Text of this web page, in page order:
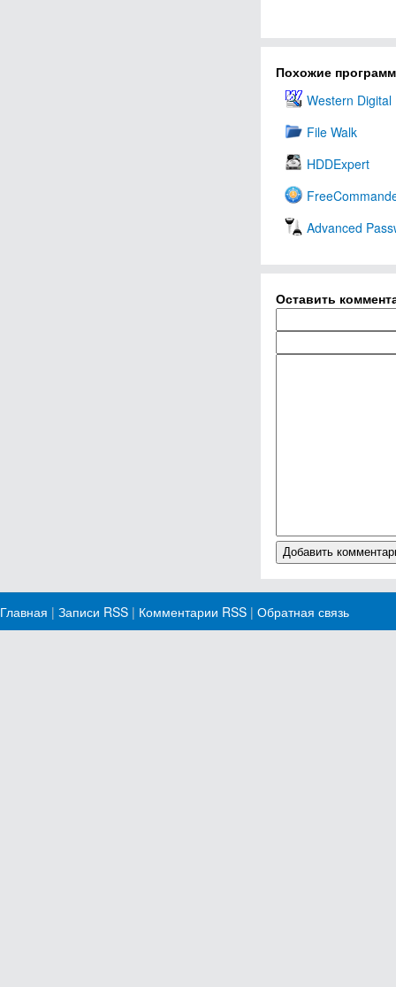
Похожие
Western
File Walk
HDDExpert
Advanced
Оставить
Главная | Записи RSS | Комментарии RSS | Обратная связь